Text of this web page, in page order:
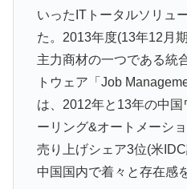
いったITトータルソリュ
た。2013年度(13年12月
主力商材の一つである統
トウェア「Job
は、2012年と13年の中国
ーリング&オートメーシ
売り上げシェア3位(米
中国国内で着々と存在感